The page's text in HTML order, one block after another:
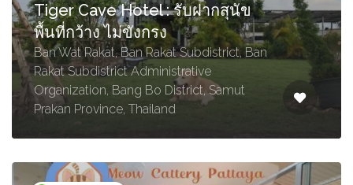
Tiger Cave Hotel : รับฝากสุนัข
พื้นที่กว้าง ไม่ขังกรง
Ban Wat Rakat, Ban Rakat Subdistrict, Ban
Rakat Subdistrict Administrative
Organization, Bang Bo District, Samut
Prakan Province, Thailand